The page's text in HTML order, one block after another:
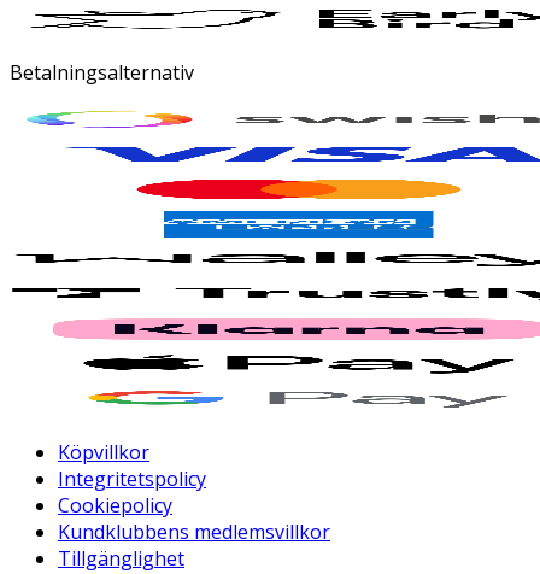
Betalningsalternativ
Köpvillkor
Integritetspolicy
Cookiepolicy
Kundklubbens medlemsvillkor
Tillgänglighet